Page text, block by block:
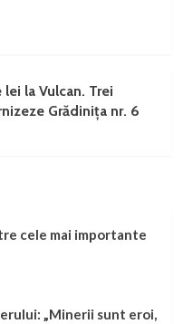
la Vulcan. Trei
Grădinița nr. 6
cele mai importante
„Minerii sunt eroi,